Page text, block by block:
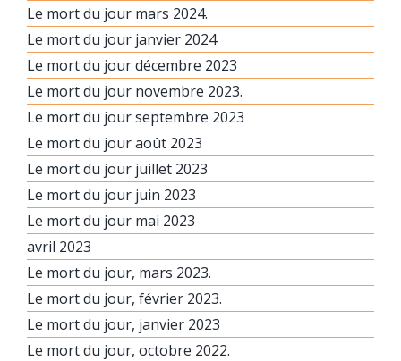
Le mort du jour mars 2024.
Le mort du jour janvier 2024
Le mort du jour décembre 2023
Le mort du jour novembre 2023.
Le mort du jour septembre 2023
Le mort du jour août 2023
Le mort du jour juillet 2023
Le mort du jour juin 2023
Le mort du jour mai 2023
avril 2023
Le mort du jour, mars 2023.
Le mort du jour, février 2023.
Le mort du jour, janvier 2023
Le mort du jour, octobre 2022.